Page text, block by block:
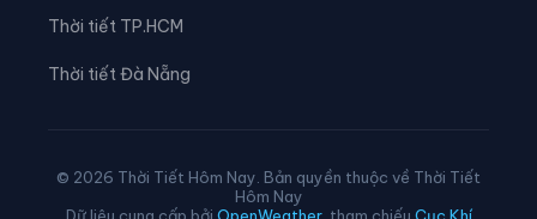
Xã Mường Chanh
Thời tiết TP.HCM
Thời tiết Đà Nẵng
© 2026 Thời Tiết Hôm Nay. Bản quyền thuộc về Thời Tiết
Hôm Nay